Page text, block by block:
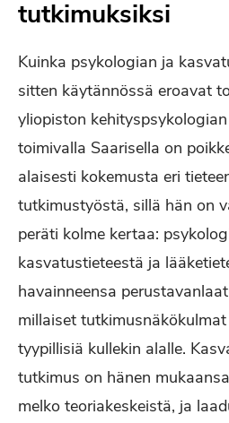
tutkimuksiksi
Kuinka psykologian ja
sitten käytännössä eroavat
yliopiston
toimivalla Saarisella on
alaisesti kokemusta eri
tutkimustyöstä, sillä hän on
peräti kolme kertaa:
kasvatustieteestä ja
havainneensa
millaiset
tyypillisiä kullekin alalle.
tutkimus on hänen
melko teoriakeskeistä, ja